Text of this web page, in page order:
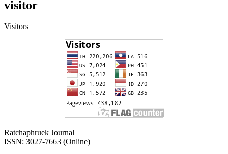
visitor
Visitors
Ratchaphruek Journal
ISSN: 3027-7663 (Online)